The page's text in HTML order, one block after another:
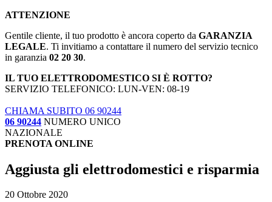
ATTENZIONE
Gentile cliente, il tuo prodotto è ancora coperto da GARANZIA
LEGALE. Ti invitiamo a contattare il numero del servizio tecnico
in garanzia 02 20 30.
IL TUO ELETTRODOMESTICO SI È ROTTO?
SERVIZIO TELEFONICO: LUN-VEN: 08-19
CHIAMA SUBITO 06 90244
06 90244 NUMERO UNICO
NAZIONALE
PRENOTA ONLINE
Aggiusta gli elettrodomestici e risparmia
20 Ottobre 2020